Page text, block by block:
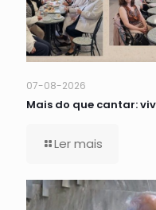
07-08-2026
Mais do que cantar:
Ler mais